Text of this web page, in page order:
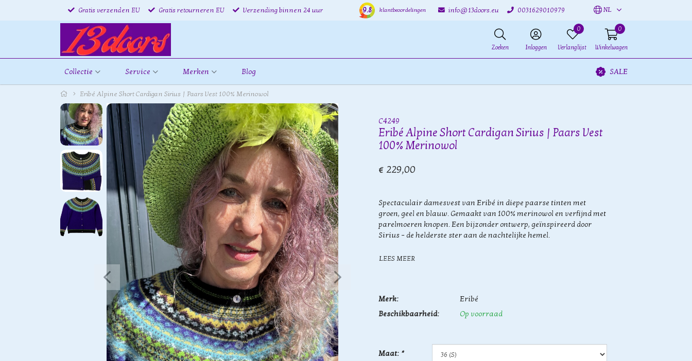
Gratis verzenden EU Gratis retourneren EU Verzending binnen 24 uur 9.8 klantbeoordelingen info@13doors.eu 0031629010979 NL
Zoeken Inloggen
0
Verlanglijst
0
Winkelwagen
Collectie Service Merken Blog SALE
Eribé Alpine Short Cardigan Sirius | Paars Vest 100% Merinowol
C4249
Eribé Alpine Short Cardigan Sirius | Paars Vest
100% Merinowol
€ 229,00
Spectaculair damesvest van Eribé in diepe paarse tinten met
groen, geel en blauw. Gemaakt van 100% merinowol en verfijnd met
parelmoeren knopen. Een bijzonder ontwerp, geïnspireerd door
Sirius – de helderste ster aan de nachtelijke hemel.
LEES MEER
Merk:
Eribé
Beschikbaarheid:
Op voorraad
Maat: *